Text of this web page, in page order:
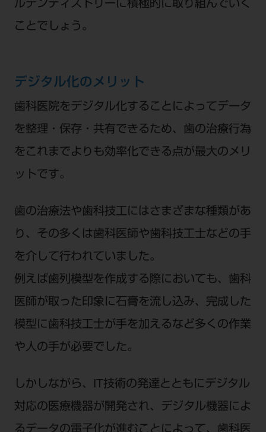
ルデンティストリーに積極的に取り組んでいく
ことでしょう。
デジタル化のメリット
歯科医院をデジタル化することによってデータ
を整理・保存・共有できるため、歯の治療行為
をこれまでよりも効率化できる点が最大のメリ
ットです。
歯の治療法や歯科技工にはさまざまな種類があ
り、その多くは歯科医師や歯科技工士などの手
を介して行われていました。
例えば歯列模型を作成する際においても、歯科
医師が取った印象に石膏を流し込み、完成した
模型に歯科技工士が手を加えるなど多くの作業
や人の手が必要でした。
しかしながら、IT技術の発達とともにデジタル
対応の医療機器が開発され、デジタル機器によ